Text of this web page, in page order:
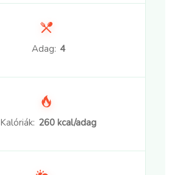
Adag: 4
Kalóriák: 260 kcal/adag